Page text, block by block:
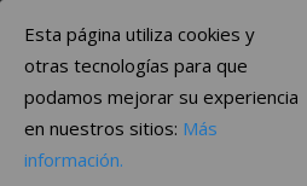
contenido
The Borderline Music
Igeldo presenta
Castilla», su
Esta página utiliza cookies y
otras tecnologías para que
podamos mejorar su experiencia
en nuestros sitios: Más
información.